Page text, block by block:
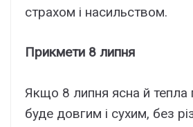
страхом і насильством.
Прикмети 8 липня
Якщо 8 липня ясна й тепла
буде довгим і сухим, без